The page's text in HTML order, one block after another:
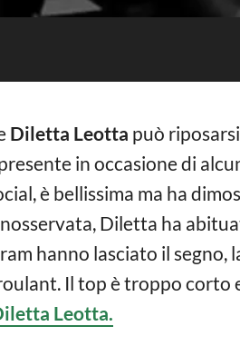
Diletta Leotta può
in occasione di
è bellissima ma ha
Diletta ha
hanno lasciato il segno,
Il top è troppo corto
Leotta.